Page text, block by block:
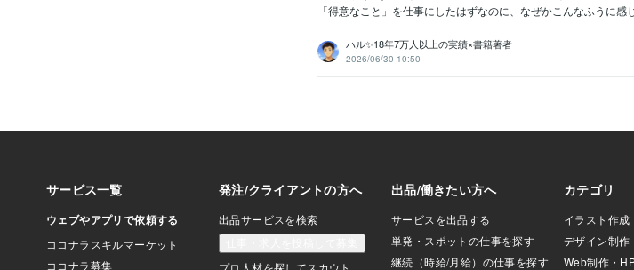
「得意なこと」を仕事にしたはずなのに、なぜかこんなふうに
ハル✨18年7万人以上の実績×書籍著者
2026/06/30 10:50